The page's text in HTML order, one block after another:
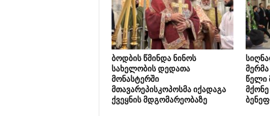
ბოდბის წმინდა ნინოს
სახელობის დედათა
მონასტერში
მთავარეპისკოპოსმა იქადაგა
ქვეყნის მდგომარეობაზე
წელი